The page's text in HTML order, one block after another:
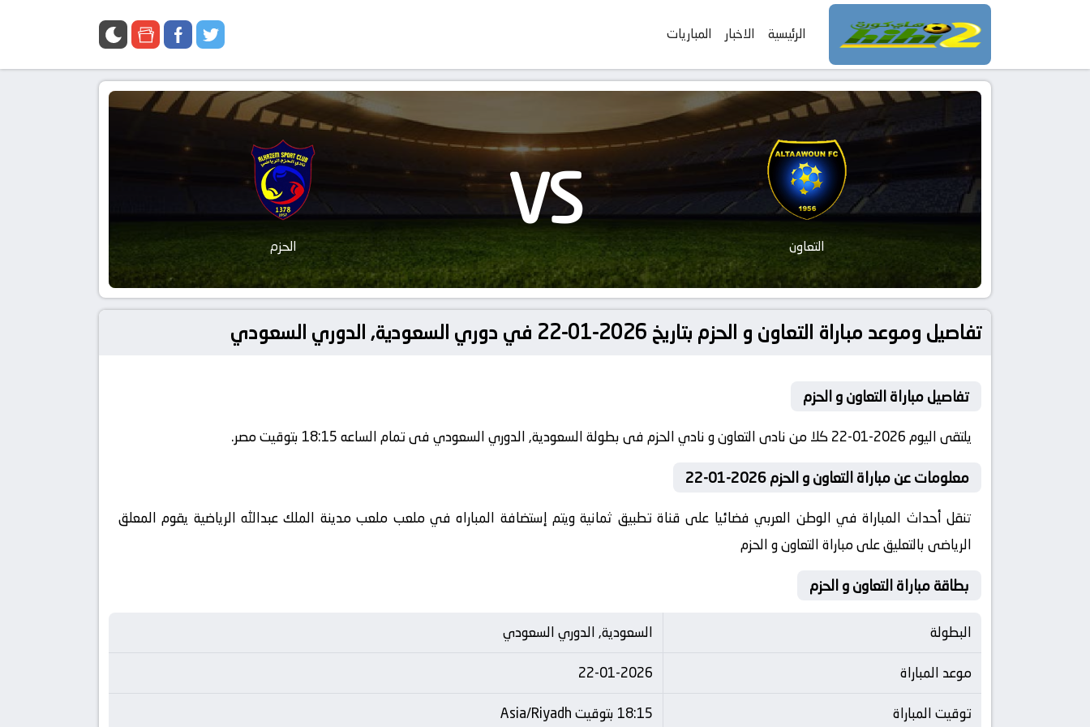
الرئيسية الاخبار المباريات
التعاون VS الحزم
تفاصيل وموعد مباراة التعاون و الحزم بتاريخ 2026-01-22 في دوري السعودية, الدوري السعودي
تفاصيل مباراة التعاون و الحزم
يلتقى اليوم 2026-01-22 كلا من نادى التعاون و نادي الحزم فى بطولة السعودية, الدوري السعودي فى تمام الساعه 18:15 بتوقيت مصر.
معلومات عن مباراة التعاون و الحزم 2026-01-22
تنقل أحداث المباراة في الوطن العربي فضائيا على قناة تطبيق ثمانية ويتم إستضافة المباراه في ملعب ملعب مدينة الملك عبدالله الرياضية يقوم المعلق
الرياضى بالتعليق على مباراة التعاون و الحزم
بطاقة مباراة التعاون و الحزم
البطولة
السعودية, الدوري السعودي
موعد المباراة
22-01-2026
توقيت المباراة
18:15 بتوقيت Asia/Riyadh